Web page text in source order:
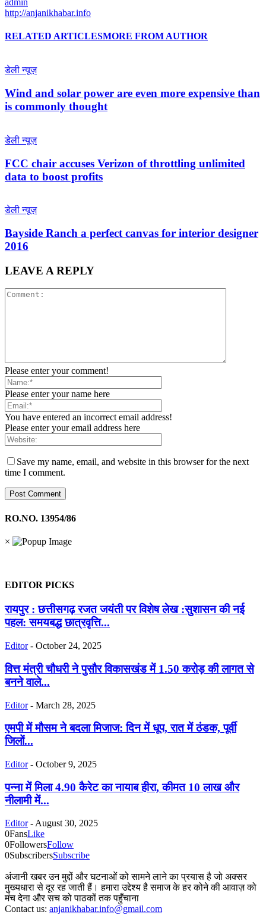
http://anjanikhabar.info
RELATED ARTICLESMORE FROM AUTHOR
डेली न्यूज़
Wind and solar power are even more expensive than
is commonly thought
डेली न्यूज़
FCC chair accuses Verizon of throttling unlimited
data to boost profits
डेली न्यूज़
Bayside Ranch a perfect canvas for interior designer
2016
LEAVE A REPLY
Please enter your comment!
Please enter your name here
You have entered an incorrect email address!
Please enter your email address here
Save my name, email, and website in this browser for the next
time I comment.
RO.NO. 13954/86
×
EDITOR PICKS
रायपुर : छत्तीसगढ़ रजत जयंती पर विशेष लेख :सुशासन की नई
पहल: समयबद्ध छात्रवृत्ति...
Editor - October 24, 2025
वित्त मंत्री चौधरी ने पुसौर विकासखंड में 1.50 करोड़ की लागत से
बनने वाले...
Editor - March 28, 2025
एमपी में मौसम ने बदला मिजाज: दिन में धूप, रात में ठंडक, पूर्वी
जिलों...
Editor - October 9, 2025
पन्ना में मिला 4.90 कैरेट का नायाब हीरा, कीमत 10 लाख और
नीलामी में...
Editor -August 30, 2025
0FansLike
0FollowersFollow
0SubscribersSubscribe
अंजानी खबर उन मुद्दों और घटनाओं को सामने लाने का प्रयास है जो अक्सर
मुख्यधारा से दूर रह जाती हैं। हमारा उद्देश्य है समाज के हर कोने की आवाज़ को
मंच देना और सच को पाठकों तक पहुँचाना
Contact us: anjanikhabar.info@gmail.com